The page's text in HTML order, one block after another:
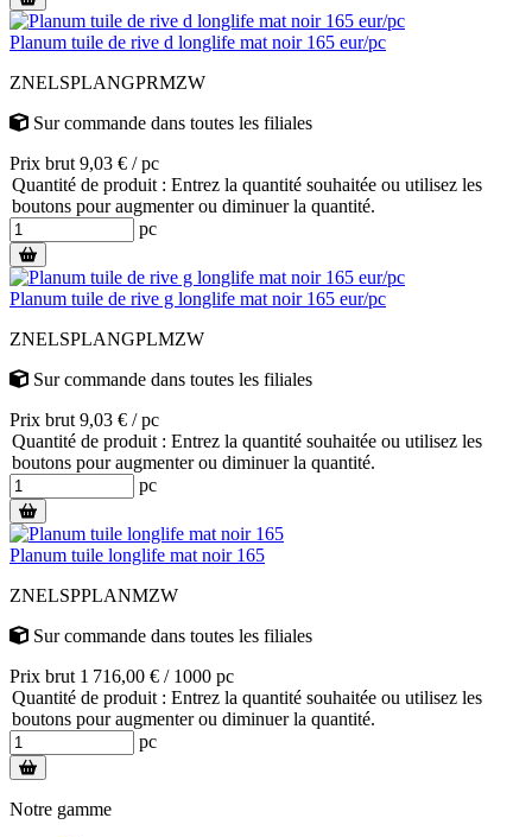
Planum tuile de rive d longlife mat noir 165 eur/pc
ZNELSPLANGPRMZW
Sur commande dans toutes les filiales
Prix brut 9,03 € / pc
Quantité de produit : Entrez la quantité souhaitée ou utilisez les
boutons pour augmenter ou diminuer la quantité.
pc
Planum tuile de rive g longlife mat noir 165 eur/pc
ZNELSPLANGPLMZW
Sur commande dans toutes les filiales
Prix brut 9,03 € / pc
Quantité de produit : Entrez la quantité souhaitée ou utilisez les
boutons pour augmenter ou diminuer la quantité.
pc
Planum tuile longlife mat noir 165
ZNELSPPLANMZW
Sur commande dans toutes les filiales
Prix brut 1 716,00 € / 1000 pc
Quantité de produit : Entrez la quantité souhaitée ou utilisez les
boutons pour augmenter ou diminuer la quantité.
pc
Notre gamme